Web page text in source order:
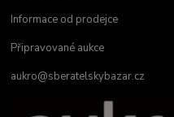
Informace od prodejce
Připravované aukce
aukro@sberatelskybazar.cz